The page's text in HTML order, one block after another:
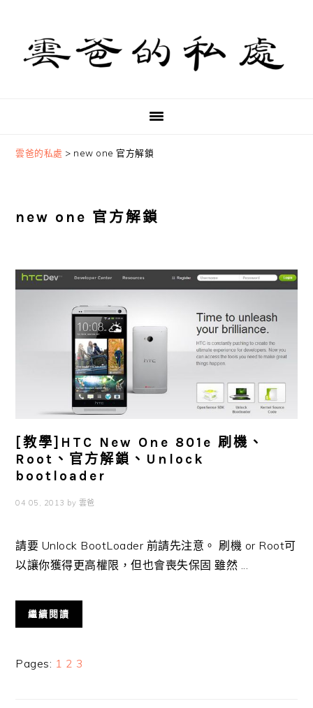
primary
navigation
content
primary
sidebar
雲爸的私處 > new one 官方解鎖
new one 官方解鎖
[教學]HTC New One 801e 刷機、
Root、官方解鎖、Unlock
bootloader
04 05, 2013 by 雲爸
請要 Unlock BootLoader 前請先注意。 刷機 or Root可
以讓你獲得更高權限，但也會喪失保固 雖然 ...
繼續閱讀
Pages: Page
1 Page
2 Page
3